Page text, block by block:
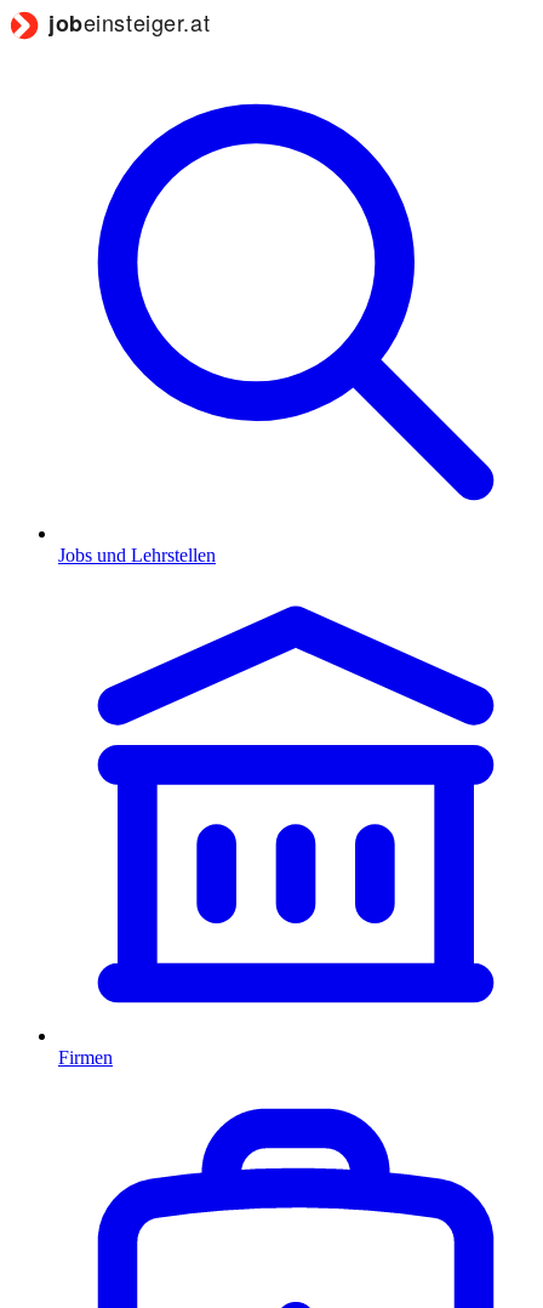
Jobs und Lehrstellen
Firmen